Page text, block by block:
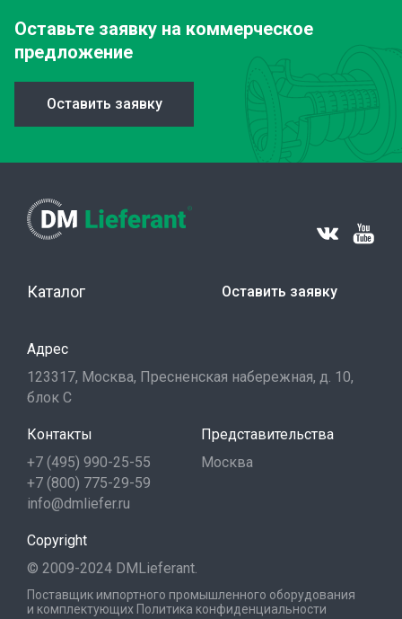
Оставьте заявку на коммерческое
предложение
Оставить заявку
Каталог Оставить заявку
Адрес
123317, Москва, Пресненская набережная, д. 10,
блок С
Контакты
+7 (495) 990-25-55
+7 (800) 775-29-59
info@dmliefer.ru
Представительства
Москва
Copyright
© 2009-2024 DMLieferant.
Поставщик импортного промышленного оборудования
и комплектующих Политика конфиденциальности